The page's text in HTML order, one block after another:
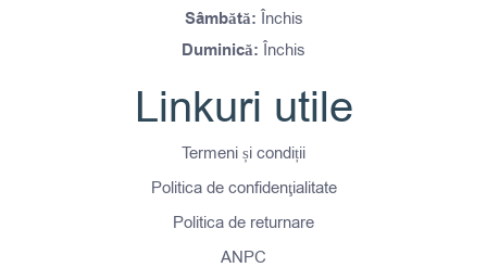
Sâmbătă: Închis
Duminică: Închis
Linkuri utile
Termeni și condiții
Politica de confidenţialitate
Politica de returnare
ANPC